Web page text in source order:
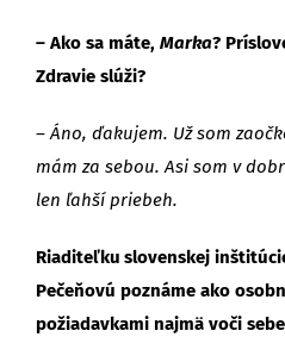
– Ako sa máte, Marka?
Zdravie slúži?
– Áno, ďakujem. Už som
mám za sebou. Asi som v
len ľahší priebeh.
Riaditeľku slovenskej
Pečeňovú poznáme ako
požiadavkami najmä voči